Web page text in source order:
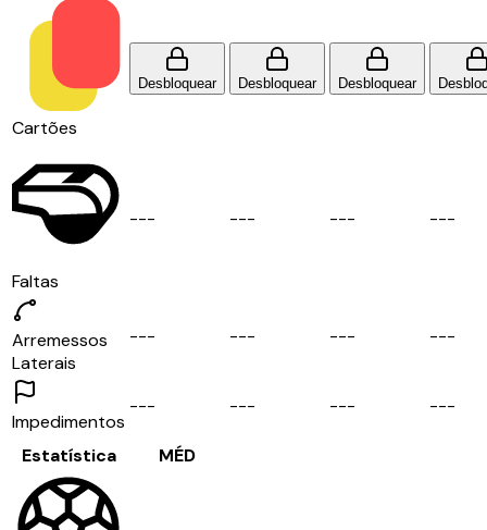
Cartões
Desbloquear Desbloquear Desbloquear
Faltas
--- --- --- ---
Arremessos
Laterais
--- --- --- ---
Impedimentos
--- --- --- ---
Estatística MÉD